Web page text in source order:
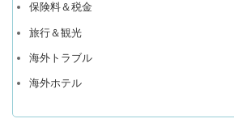
保険料＆税金
旅行＆観光
海外トラブル
海外ホテル